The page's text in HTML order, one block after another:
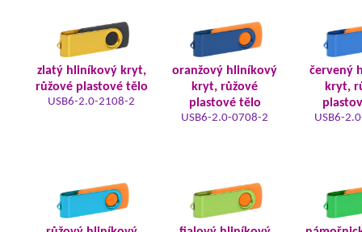
zlatý hliníkový kryt,
růžové plastové tělo
USB6-2.0-2108-2
oranžový hliníkový
kryt, růžové
plastové tělo
USB6-2.0-0708-2
červený
kryt,
USB6-